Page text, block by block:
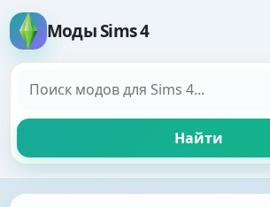
Моды Sims 4
Найти